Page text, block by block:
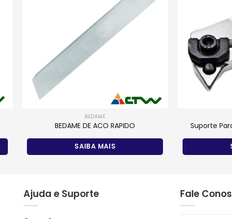
BEDAME
BEDAME DE ACO RAPIDO
SAIBA MAIS
Suporte
Ajuda e Suporte Fale